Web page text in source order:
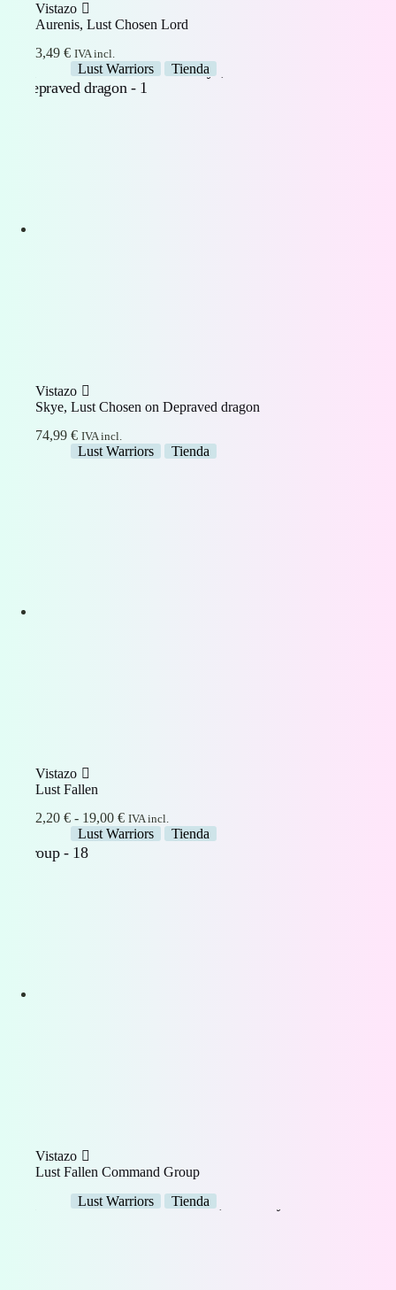
Vistazo
Aurenis, Lust Chosen Lord
3,49 € IVA incl.
Lust Warriors Tienda
Vistazo
Skye, Lust Chosen on Depraved dragon
74,99 € IVA incl.
Lust Warriors Tienda
Vistazo
Lust Fallen
2,20 € - 19,00 €Rango
de
IVA incl.
Lust Warriors Tienda
Vistazo
Lust Fallen Command Group
Lust Warriors
Tienda